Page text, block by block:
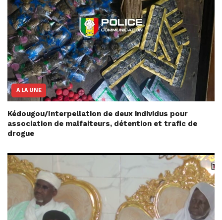
A LA UNE
Kédougou/Interpellation de deux individus pour
association de malfaiteurs, détention et trafic de
drogue